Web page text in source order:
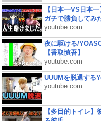
【日本一VS日本
ガチで勝負してみ
youtube.com
夜に駆ける/
【香取慎吾】
youtube.com
UUUMを脱退する
youtube.com
【多目的トイレ